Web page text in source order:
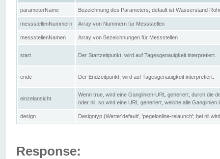
parameterName Bezeichnung des Parameters; default ist Wasserstand
messstellenNummern Array von Nummern für Messstellen
messstellenNamen Array von Bezeichnungen für Messstellen
start Der Startzeitpunkt, wird auf Tagesgenauigkeit interpretiert.
ende Der Endzeitpunkt, wird auf Tagesgenauigkeit interpretiert.
einzelansicht
Wenn true, wird eine Ganglinien-URL generiert, durch die
oder nil, so wird eine URL generiert, welche alle Ganglinien
design Designtyp (Werte:'default', 'pegelonline-relaunch'; bei nil
Response: